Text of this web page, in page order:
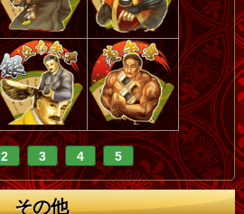
2 3 4 5
その他